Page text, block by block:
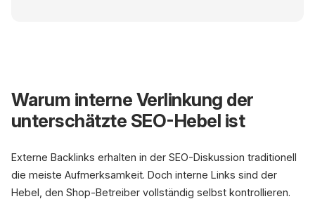
Kategorie
Warum interne Verlinkung der
unterschätzte SEO-Hebel ist
Externe Backlinks erhalten in der SEO-Diskussion traditionell
die meiste Aufmerksamkeit. Doch interne Links sind der
Hebel, den Shop-Betreiber vollständig selbst kontrollieren.